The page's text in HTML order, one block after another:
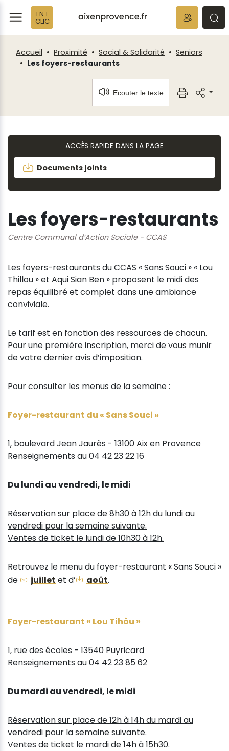
EN 1
CLIC
Accueil Proximité Social & Solidarité
Seniors
Les foyers-restaurants
Ecouter le texte
ACCÈS RAPIDE DANS LA PAGE
Documents joints
Les foyers-restaurants
Centre Communal d’Action Sociale - CCAS
Les foyers-restaurants du CCAS « Sans Souci » « Lou
Thillou » et Aqui Sian Ben » proposent le midi des
repas équilibré et complet dans une ambiance
conviviale.
Le tarif est en fonction des ressources de chacun.
Pour une première inscription, merci de vous munir
de votre dernier avis d’imposition.
Pour consulter les menus de la semaine :
Foyer-restaurant du « Sans Souci »
1, boulevard Jean Jaurès - 13100 Aix en Provence
Renseignements au 04 42 23 22 16
Du lundi au vendredi, le midi
Réservation sur place de 8h30 à 12h du lundi au
vendredi pour la semaine suivante.
Ventes de ticket le lundi de 10h30 à 12h.
Retrouvez le menu du foyer-restaurant « Sans Souci »
de
juillet et d’ août.
Foyer-restaurant « Lou Tihòu »
1, rue des écoles - 13540 Puyricard
Renseignements au 04 42 23 85 62
Du mardi au vendredi, le midi
Réservation sur place de 12h à 14h du mardi au
vendredi pour la semaine suivante.
Ventes de ticket le mardi de 14h à 15h30.
Fenêtre
de
chat
Panneau de gestion des cookies